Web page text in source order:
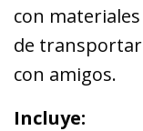
con
de
con amigos.
Incluye: